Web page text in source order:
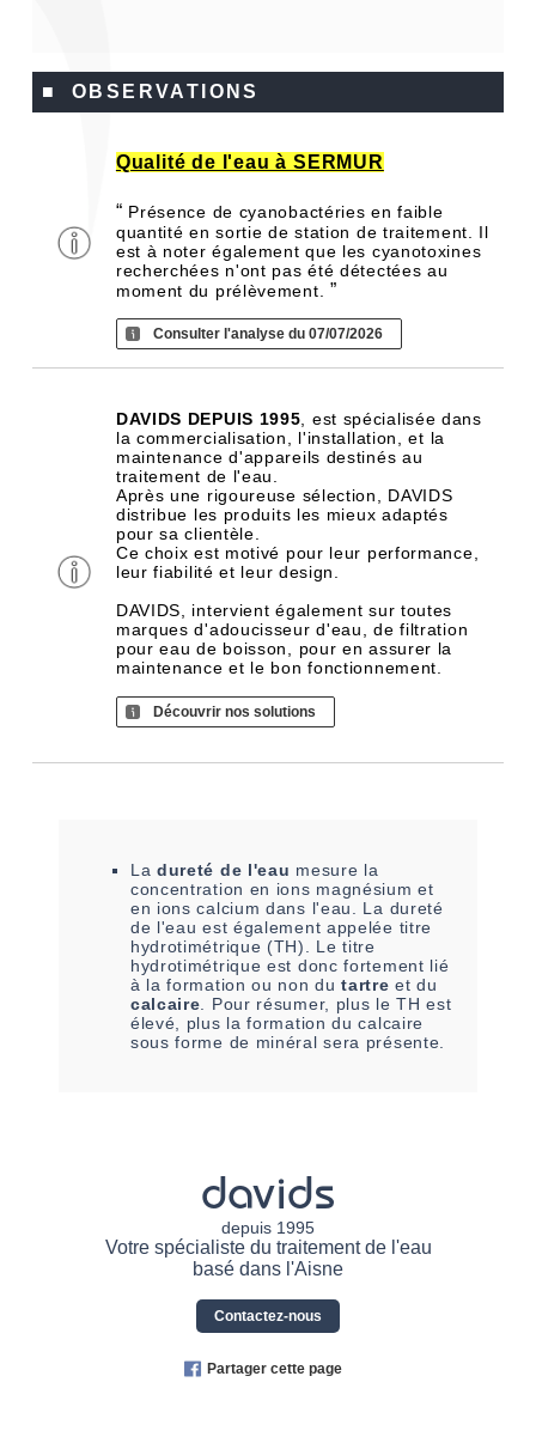
■ OBSERVATIONS
Qualité de l'eau à SERMUR
“ Présence de cyanobactéries en faible
quantité en sortie de station de traitement. Il
est à noter également que les cyanotoxines
recherchées n'ont pas été détectées au
moment du prélèvement. ”
Consulter l'analyse du 07/07/2026
DAVIDS DEPUIS 1995 , est spécialisée dans
la commercialisation, l'installation, et la
maintenance d'appareils destinés au
traitement de l'eau.
Après une rigoureuse sélection, DAVIDS
distribue les produits les mieux adaptés
pour sa clientèle.
Ce choix est motivé pour leur performance,
leur fiabilité et leur design.
DAVIDS, intervient également sur toutes
marques d'adoucisseur d'eau, de filtration
pour eau de boisson, pour en assurer la
maintenance et le bon fonctionnement.
Découvrir nos solutions
La dureté de l'eau mesure la
concentration en ions magnésium et
en ions calcium dans l'eau. La dureté
de l'eau est également appelée titre
hydrotimétrique (TH). Le titre
hydrotimétrique est donc fortement lié
à la formation ou non dutartre et du
calcaire . Pour résumer, plus le TH est
élevé, plus la formation du calcaire
sous forme de minéral sera présente.
davids
depuis 1995
Votre spécialiste du traitement de l'eau
basé dans l'Aisne
Contactez-nous
Partager cette page